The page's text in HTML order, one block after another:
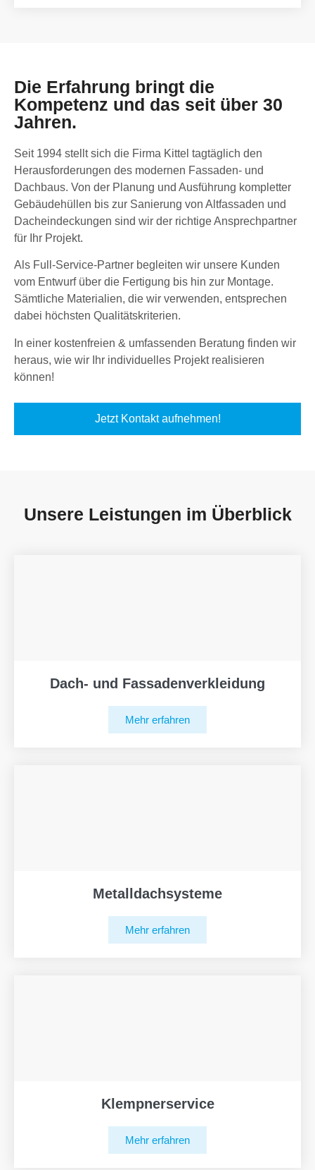
Die Erfahrung bringt die
Kompetenz und das seit über 30
Jahren.
Seit 1994 stellt sich die Firma Kittel tagtäglich den
Herausforderungen des modernen Fassaden- und
Dachbaus. Von der Planung und Ausführung kompletter
Gebäudehüllen bis zur Sanierung von Altfassaden und
Dacheindeckungen sind wir der richtige Ansprechpartner
für Ihr Projekt.
Als Full-Service-Partner begleiten wir unsere Kunden
vom Entwurf über die Fertigung bis hin zur Montage.
Sämtliche Materialien, die wir verwenden, entsprechen
dabei höchsten Qualitätskriterien.
In einer kostenfreien & umfassenden Beratung finden wir
heraus, wie wir Ihr individuelles Projekt realisieren
können!
Jetzt Kontakt aufnehmen!
Unsere Leistungen im Überblick
Dach- und Fassadenverkleidung
Mehr erfahren
Metalldachsysteme
Mehr erfahren
Klempnerservice
Mehr erfahren